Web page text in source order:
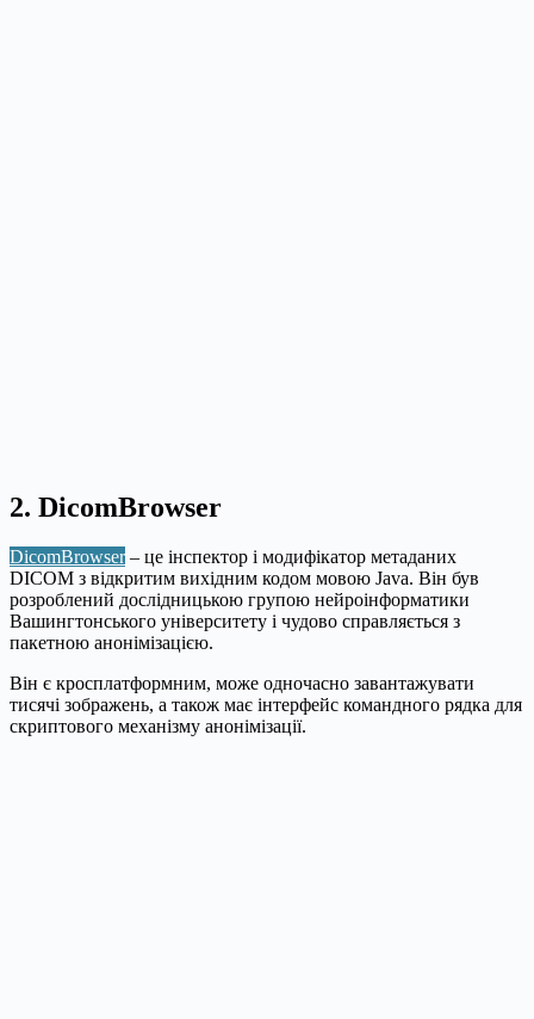
2. DicomBrowser
DicomBrowser – це інспектор і модифікатор метаданих
DICOM з відкритим вихідним кодом мовою Java. Він був
розроблений дослідницькою групою нейроінформатики
Вашингтонського університету і чудово справляється з
пакетною анонімізацією.
Він є кросплатформним, може одночасно завантажувати
тисячі зображень, а також має інтерфейс командного рядка для
скриптового механізму анонімізації.